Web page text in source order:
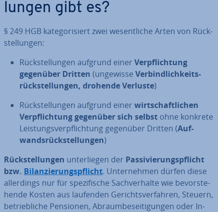
lun­gen gibt es?
§ 249 HGB ka­te­go­ri­siert zwei we­sent­li­che Arten von Rück­
stel­lun­gen:
Rück­stel­lun­gen aufgrund einer Ver­pflich­tung
gegenüber Dritten (ungewisse Ver­bind­lich­keits­
rück­stel­lun­gen, drohende Verluste)
Rück­stel­lun­gen aufgrund einer wirt­schaft­li­chen
Ver­pflich­tung gegenüber sich selbst ohne konkrete
Leis­tungs­ver­pflich­tung gegenüber Dritten (Auf­
wands­rück­stel­lun­gen)
Rück­stel­lun­gen un­ter­lie­gen der Pas­si­vie­rungs­pflicht
bzw. Bi­lan­zie­rungs­pflicht. Un­ter­neh­men dürfen diese
al­ler­dings nur für spe­zi­fi­sche Sach­ver­hal­te wie be­vor­ste­
hen­de Kosten aus laufenden Ge­richts­ver­fah­ren, Steuern,
be­trieb­li­che Pensionen, Ab­raum­be­sei­ti­gun­gen oder In­